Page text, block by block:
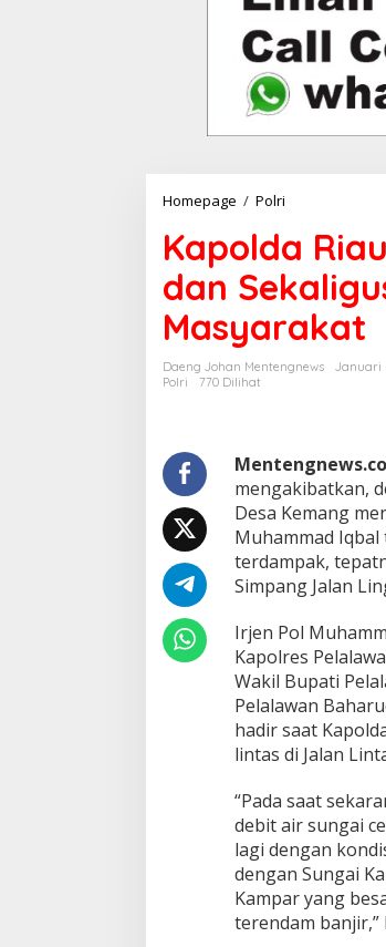
Homepage / Polri
p
o
d
a
R
n
a
u
L
a
n
u
n
g
L
k
a
i
B
n
j
i
r
Kapolda
dan
Masyarakat
Daeng Johan Mentengnews
Januari
Polri
770 Dilihat
mengakibatkan,
Desa Kemang
Muhammad
terdampak,
Simpang Jalan
Irjen Pol
Kapolres
Wakil Bupati
Pelalawan
hadir saat
lintas di Jalan
“Pada saat
debit air sungai
lagi dengan
dengan Sungai
Kampar yang
terendam banjir,”